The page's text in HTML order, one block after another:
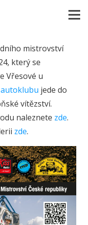
mistrovství
který se
Vřesové u
jede do
vítězství.
naleznete zde.
zde.